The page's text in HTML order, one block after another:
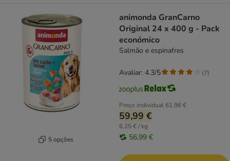
5 opções
animonda GranCarno
Original 24 x 400 g - Pack
económico
Salmão e espinafres
Preço individual 61,96 €
59,99 €
6,25 € / kg
56,99 €
Avaliar: 4.3/5 (7)